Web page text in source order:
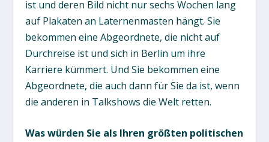
ist und deren Bild nicht nur sechs Wochen lang
auf Plakaten an Laternenmasten hängt. Sie
bekommen eine Abgeordnete, die nicht auf
Durchreise ist und sich in Berlin um ihre
Karriere kümmert. Und Sie bekommen eine
Abgeordnete, die auch dann für Sie da ist, wenn
die anderen in Talkshows die Welt retten.
Was würden Sie als Ihren größten politischen